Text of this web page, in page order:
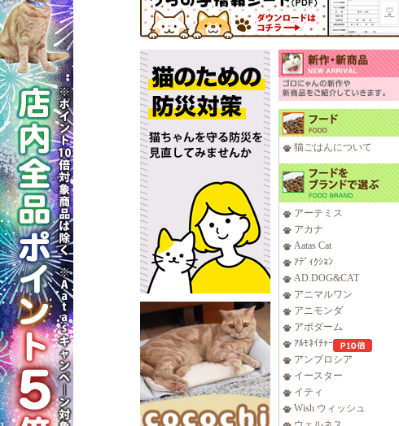
猫ごはんについて
アーテミス
アカナ
Aatas Cat
ｱﾃﾞｨｸｼｮﾝ
AD.DOG&CAT
アニマルワン
アニモンダ
アボダーム
ｱﾙﾓﾈｲﾁｬｰ
アンブロシア
イースター
イティ
Wish ウィッシュ